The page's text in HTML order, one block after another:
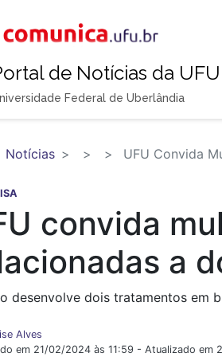
de Notícias da UFU
Federal de Uberlândia
Notícias UFU Convida
convida
a
desenvolve dois tratamentos em
Alves
em 21/02/2024 às 11:59 - Atualizado em